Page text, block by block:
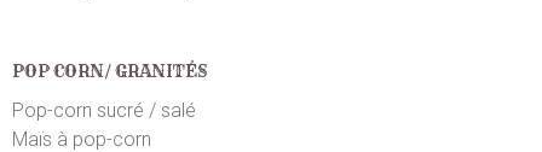
POP CORN/ GRANITÉS
Pop-corn sucré / salé
Maïs à pop-corn